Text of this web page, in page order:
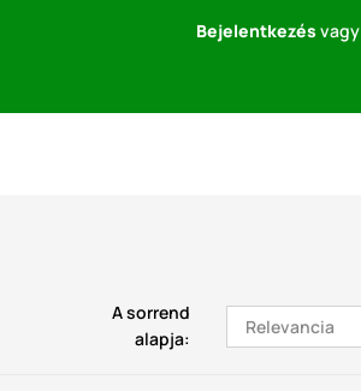
Bejelentkezés vagy
A sorrend
alapja:
Relevancia